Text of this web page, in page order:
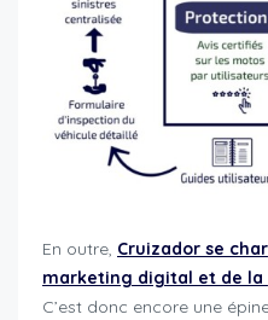
En outre, Cruizador se
marketing digital et de la
C’est donc encore une